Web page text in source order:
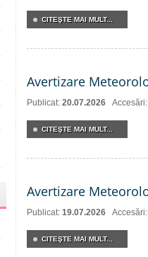
CITEŞTE MAI MULT...
Avertizare
Publicat: 20.07.2026
CITEŞTE MAI MULT...
Avertizare
Publicat: 19.07.2026
CITEŞTE MAI MULT...